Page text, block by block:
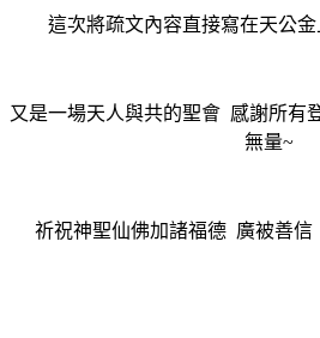
這次將疏文內容直接寫在天公
又是一場天人與共的聖會 感謝所有
無量~
祈祝神聖仙佛加諸福德 廣被善